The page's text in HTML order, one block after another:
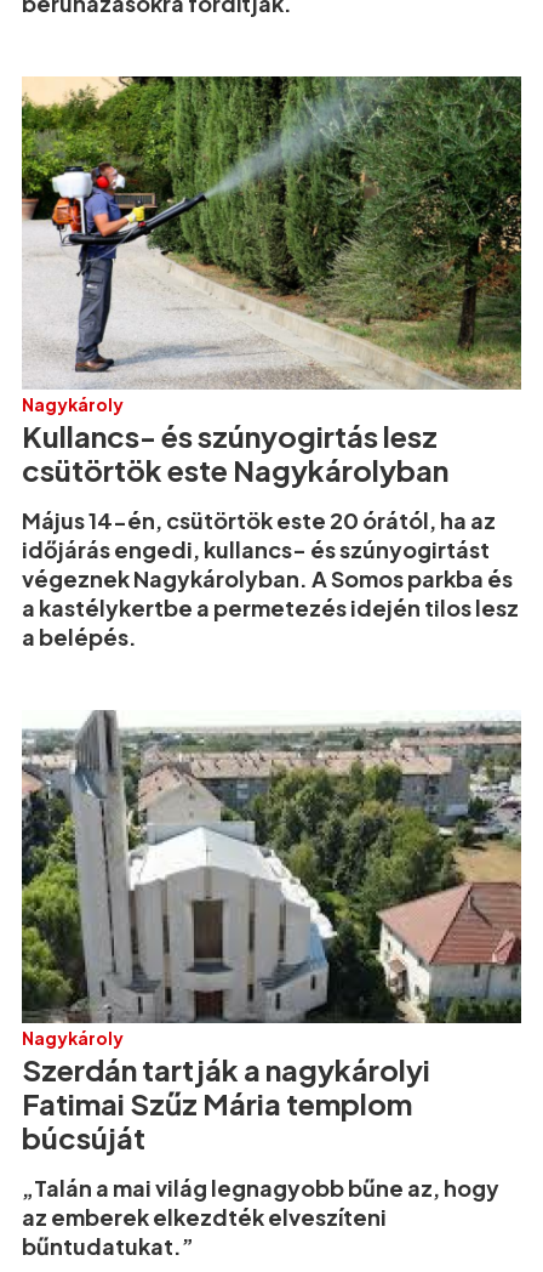
Nagykároly
Kullancs- és szúnyogirtás lesz
csütörtök este Nagykárolyban
Május 14-én, csütörtök este 20 órától, ha az
időjárás engedi, kullancs- és szúnyogirtást
végeznek Nagykárolyban. A Somos parkba és
a kastélykertbe a permetezés idején tilos lesz
a belépés.
Nagykároly
Szerdán tartják a nagykárolyi
Fatimai Szűz Mária templom
búcsúját
„Talán a mai világ legnagyobb bűne az, hogy
az emberek elkezdték elveszíteni
bűntudatukat.”